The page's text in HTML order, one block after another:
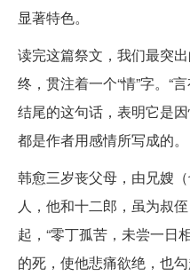
显著特色。
读完这篇祭文，我们最突
终，贯注着一个“情”字。“
结尾的这句话，表明它是
都是作者用感情所写成的。
韩愈三岁丧父母，由兄嫂
人，他和十二郎，虽为叔
起，“零丁孤苦，未尝一日
的死，使他悲痛欲绝，也